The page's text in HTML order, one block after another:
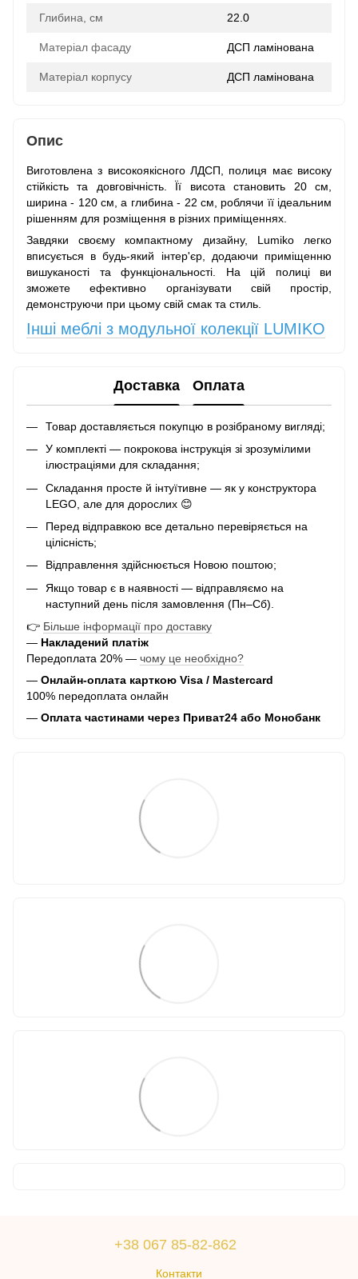
Глибина, см 22.0
Матеріал фасаду ДСП ламінована
Матеріал корпусу ДСП ламінована
Опис
Виготовлена з високоякісного ЛДСП, полиця має високу
стійкість та довговічність. Її висота становить 20 см,
ширина - 120 см, а глибина - 22 см, роблячи її ідеальним
рішенням для розміщення в різних приміщеннях.
Завдяки своєму компактному дизайну, Lumiko легко
вписується в будь-який інтер'єр, додаючи приміщенню
вишуканості та функціональності. На цій полиці ви
зможете ефективно організувати свій простір,
демонструючи при цьому свій смак та стиль.
Інші меблі з модульної колекції LUMIKO
Доставка Оплата
Товар доставляється покупцю в розібраному вигляді;
У комплекті — покрокова інструкція зі зрозумілими
ілюстраціями для складання;
Складання просте й інтуїтивне — як у конструктора
LEGO, але для дорослих 😊
Перед відправкою все детально перевіряється на
цілісність;
Відправлення здійснюється Новою поштою;
Якщо товар є в наявності — відправляємо на
наступний день після замовлення (Пн–Сб).
👉 Більше інформації про доставку
— Накладений платіж
Передоплата 20% — чому це необхідно?
— Онлайн-оплата карткою Visa / Mastercard
100% передоплата онлайн
— Оплата частинами через Приват24 або Монобанк
+38 067 85-82-862
Контакти